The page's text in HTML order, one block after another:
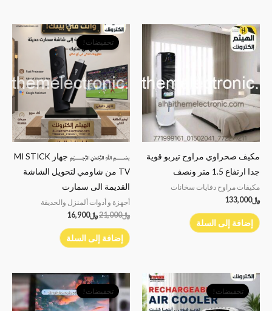
مكيف صحراوي مراوح تيربو قوية
جدا ارتفاع 1.5 متر ونصف
مكيفات مراوح دفايات سخانات
﷼133,000
إضافة إلى السلة
تخفيضات!
﷽ جهاز MI STICK
TV من شاومي لتحويل الشاشة
القديمة الى سمارت
أجهزة و أدوات ألمنزل والحديقة
﷼21,000
السعر
الأصلي
هو:
﷼21,000.
﷼16,900
السعر
الحالي
هو:
﷼16,900.
إضافة إلى السلة
تخفيضات!
الأصلي
هو:
﷼69,000.
الحالي
هو:
﷼63,000.
تخفيضات!
السعر
الأصلي
هو:
﷼35,000.
السعر
الحالي
هو:
﷼32,000.